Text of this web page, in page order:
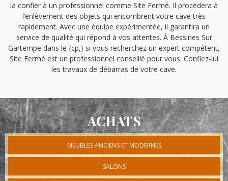
la confier à un professionnel comme Site Fermé. Il procédera à
l’enlèvement des objets qui encombrent votre cave très
rapidement. Avec une équipe expérimentée, il garantira un
service de qualité qui répond à vos attentes. À Bessines Sur
Gartempe dans le {cp,} si vous recherchez un expert compétent,
Site Fermé est un professionnel conseillé pour vous. Confiez-lui
les travaux de débarras de votre cave.
ACHATS
MEUBLES ANCIENS ET MODERNES
SALONS